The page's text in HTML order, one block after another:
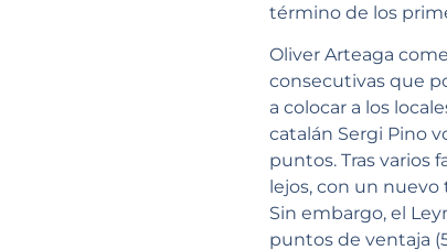
término de los
Oliver Arteaga
consecutivas que
a colocar a los
catalán Sergi Pino
puntos. Tras varios
lejos, con un
Sin embargo, el
puntos de ventaja